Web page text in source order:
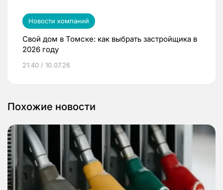
Новости компаний
Свой дом в Томске: как выбрать застройщика в
2026 году
21:40 / 10.07.26
Похожие новости